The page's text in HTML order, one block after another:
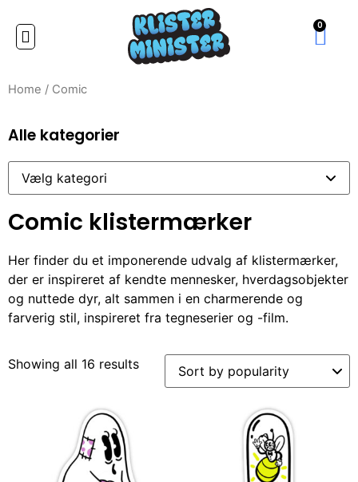
0
Home / Comic
Alle kategorier
Comic klistermærker
Her finder du et imponerende udvalg af klistermærker,
der er inspireret af kendte mennesker, hverdagsobjekter
og nuttede dyr, alt sammen i en charmerende og
farverig stil, inspireret fra tegneserier og -film.
Showing all 16 results